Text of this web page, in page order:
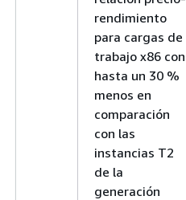
rendimiento
para cargas de
trabajo x86 con
hasta un 30 %
menos en
comparación
con las
instancias T2
de la
generación